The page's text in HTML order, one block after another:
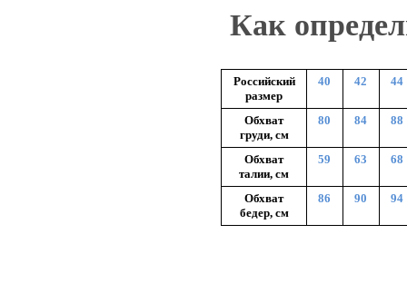
Как
Российский
размер
40 42 44
Обхват
груди, см
80 84 88
Обхват
талии, см
59 63 68
Обхват
бедер, см
86 90 94